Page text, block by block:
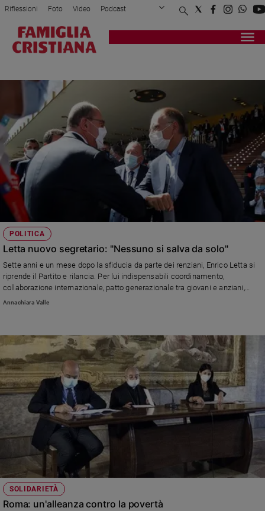
Attualità
Economia
Legalità
giustizia
Sport
Interviste
Papa
Papa
Chiesa
Chiesa
Devozione
e
fede
Parola
giorno
giorno
Società
e
Riflessioni Foto Video Podcast
Privacy Policy Chi siamo
Registrati Redazione
POLITICA
Letta nuovo segretario: "Nessuno si salva da solo"
Sette anni e un mese dopo la sfiducia da parte dei renziani, Enrico Letta si
riprende il Partito e rilancia. Per lui indispensabili coordinamento,
collaborazione internazionale, patto generazionale tra giovani e anziani,
lavoratori, donne. E un'Europa unita che ridia speranza
Annachiara Valle
SOLIDARIETÀ
Roma: un'alleanza contro la povertà